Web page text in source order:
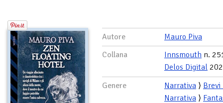
Autore
Mauro Piva
Collana
Innsmouth n.
Delos Digital
Genere
Narrativa ⟩ Brevi
Narrativa ⟩